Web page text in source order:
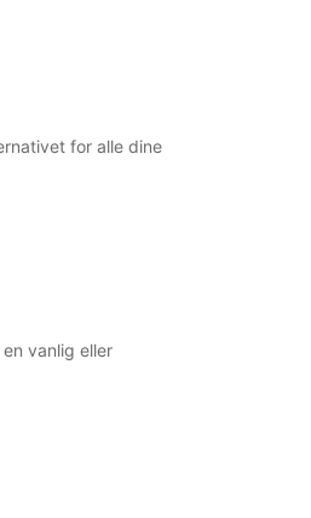
for alle dine
vanlig eller